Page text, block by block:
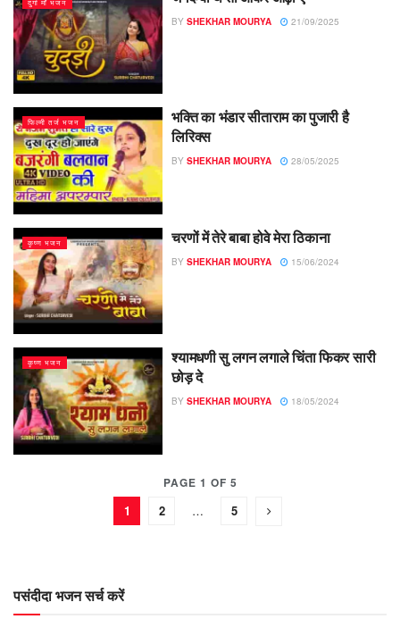
दुर्गा माँ भजन
BY SHEKHAR MOURYA 21/09/2025
फिल्मी तर्ज भजन
भक्ति का भंडार सीताराम का पुजारी है
लिरिक्स
BY SHEKHAR MOURYA 28/05/2025
कृष्ण भजन चरणों में तेरे बाबा होवे मेरा ठिकाना
BY SHEKHAR MOURYA 15/06/2024
कृष्ण भजन
श्यामधणी सु लगन लगाले चिंता फिकर सारी
छोड़ दे
BY SHEKHAR MOURYA 18/05/2024
PAGE 1 OF 5
1 2 … 5
पसंदीदा भजन सर्च करें